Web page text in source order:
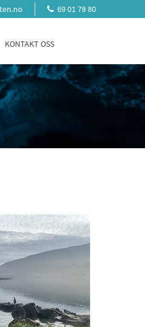
69 01 78 80
KONTAKT OSS